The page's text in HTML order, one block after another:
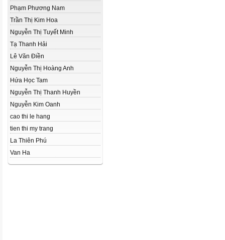
Phạm Phương Nam
Trần Thị Kim Hoa
Nguyễn Thị Tuyết Minh
Tạ Thanh Hải
Lê Văn Điền
Nguyễn Thị Hoàng Anh
Hứa Học Tam
Nguyễn Thị Thanh Huyền
Nguyễn Kim Oanh
cao thi le hang
tien thi my trang
La Thiên Phú
Van Ha